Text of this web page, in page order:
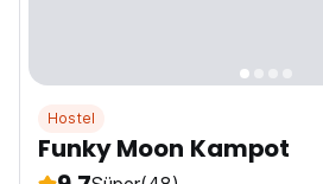
Hostel
Funky Moon Kampot